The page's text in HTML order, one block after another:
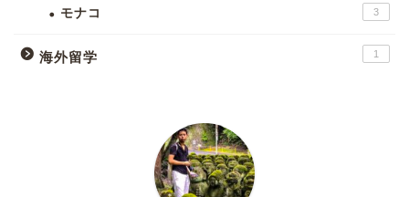
モナコ 3
海外留学 1